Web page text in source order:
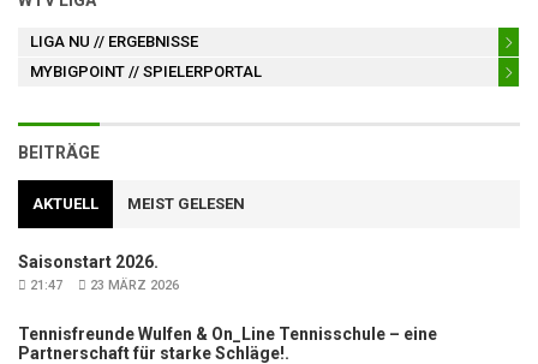
LIGA NU // ERGEBNISSE
MYBIGPOINT // SPIELERPORTAL
BEITRÄGE
AKTUELL MEIST GELESEN
Saisonstart 2026.
21:47 23 MÄRZ 2026
Tennisfreunde Wulfen & On_Line Tennisschule – eine
Partnerschaft für starke Schläge!.